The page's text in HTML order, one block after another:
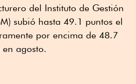
del Instituto de Gestión
subió hasta 49.1 puntos el
por encima de 48.7
agosto.